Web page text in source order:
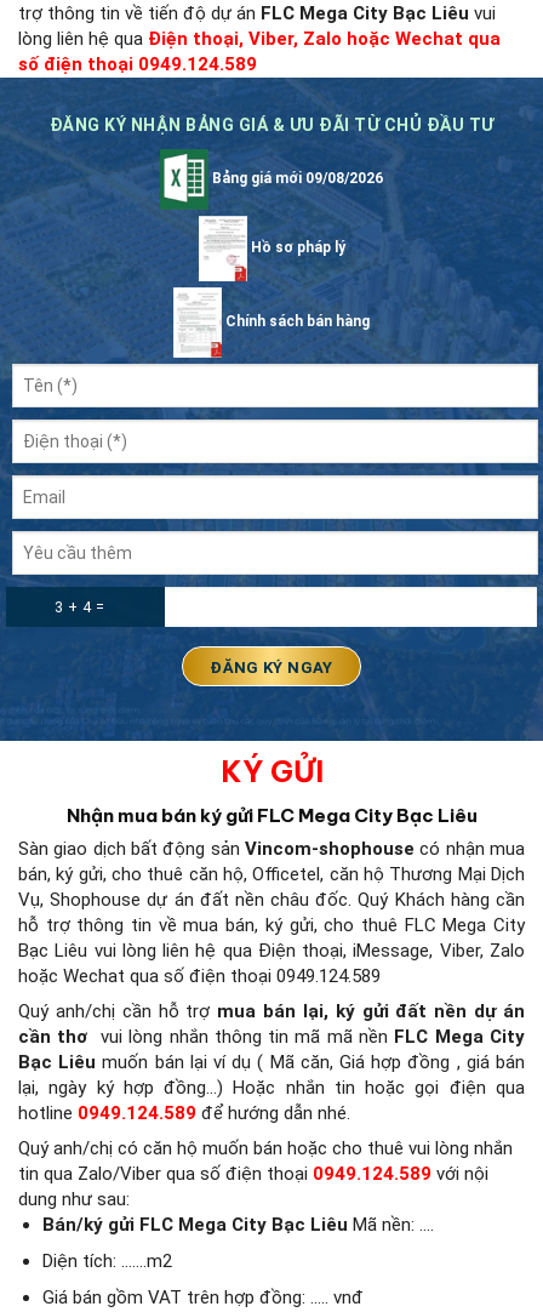
trợ thông tin về tiến độ dự án FLC Mega City Bạc Liêu vui
lòng liên hệ qua Điện thoại, Viber, Zalo hoặc Wechat qua
số điện thoại 0949.124.589
ĐĂNG KÝ NHẬN BẢNG GIÁ & ƯU ĐÃI TỪ CHỦ ĐẦU TƯ
Bảng giá mới 09/08/2026
Hồ sơ pháp lý
Chính sách bán hàng
3 + 4 =
KÝ GỬI
Nhận mua bán ký gửi FLC Mega City Bạc Liêu
Sàn giao dịch bất động sản Vincom-shophousecó nhận mua
bán, ký gửi, cho thuê căn hộ, Officetel, căn hộ Thương Mại Dịch
Vụ, Shophouse dự án đất nền châu đốc. Quý Khách hàng cần
hỗ trợ thông tin về mua bán, ký gửi, cho thuê FLC Mega City
Bạc Liêu vui lòng liên hệ qua Điện thoại, iMessage, Viber, Zalo
hoặc Wechat qua số điện thoại 0949.124.589
Quý anh/chị cần hỗ trợ mua bán lại, ký gửi đất nền dự án
cần thơ
vui lòng nhắn thông tin mã mã nền FLC Mega City
Bạc Liêu muốn bán lại ví dụ ( Mã căn, Giá hợp đồng , giá bán
lại, ngày ký hợp đồng…) Hoặc nhắn tin hoặc gọi điện qua
hotline 0949.124.589 để hướng dẫn nhé.
Quý anh/chị có căn hộ muốn bán hoặc cho thuê vui lòng nhắn
tin qua Zalo/Viber qua số điện thoại 0949.124.589 với nội
dung như sau:
Bán/ký gửi FLC Mega City Bạc Liêu Mã nền: ….
Diện tích: …….m2
Giá bán gồm VAT trên hợp đồng: ….. vnđ